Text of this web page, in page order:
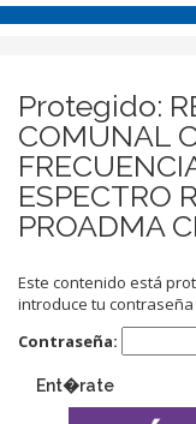
Protegido:
COMUNAL
ESPECTRO
PROADMA
Este contenido está
introduce tu
Contraseña:
Ent�rate